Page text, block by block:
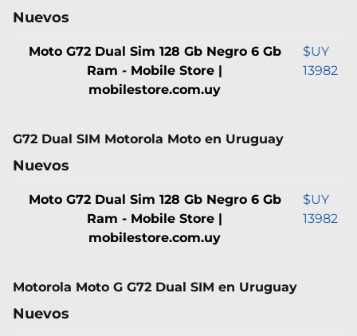
Nuevos
Moto G72 Dual Sim 128 Gb Negro 6 Gb
Ram - Mobile Store |
mobilestore.com.uy
$UY
13982
G72 Dual SIM Motorola Moto en Uruguay
Nuevos
Moto G72 Dual Sim 128 Gb Negro 6 Gb
Ram - Mobile Store |
mobilestore.com.uy
$UY
13982
Motorola Moto G G72 Dual SIM en Uruguay
Nuevos